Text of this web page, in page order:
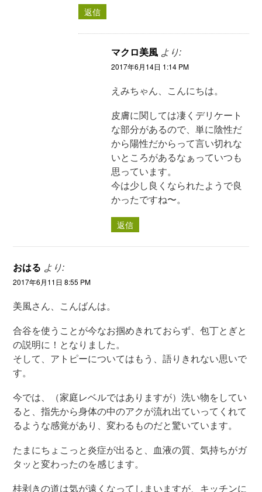
返信
マクロ美風 より:
2017年6月14日 1:14 PM
えみちゃん、こんにちは。
皮膚に関しては凄くデリケート
な部分があるので、単に陰性だ
から陽性だからって言い切れな
いところがあるなぁっていつも
思っています。
今は少し良くなられたようで良
かったですね〜。
返信
おはる より:
2017年6月11日 8:55 PM
美風さん、こんばんは。
合谷を使うことが今なお掴めきれておらず、包丁とぎと
の説明に！となりました。
そして、アトピーについてはもう、語りきれない思いで
す。
今では、（家庭レベルではありますが）洗い物をしてい
ると、指先から身体の中のアクが流れ出ていってくれて
るような感覚があり、変わるものだと驚いています。
たまにちょこっと炎症が出ると、血液の質、気持ちがガ
タッと変わったのを感じます。
桂剥きの道は気が遠くなってしまいますが、キッチンに